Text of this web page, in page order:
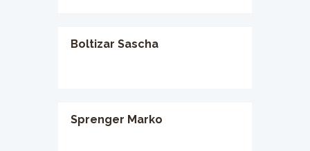
Boltizar Sascha
Sprenger Marko